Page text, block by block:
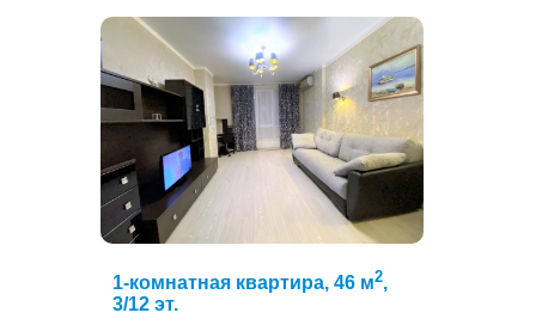
1-комнатная квартира, 46 м2,
3/12 эт.